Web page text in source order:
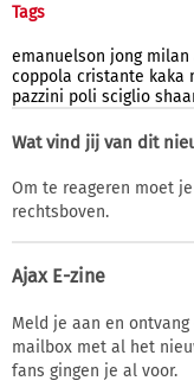
Tags
emanuelson jong milan
coppola cristante kaka
pazzini poli sciglio
Wat vind jij van dit
Om te reageren moet
rechtsboven.
Ajax E-zine
Meld je aan en
mailbox met al het
fans gingen je al voor.